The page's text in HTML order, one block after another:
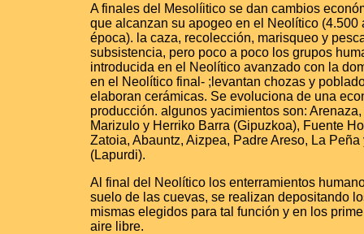
A finales del Mesolíitico se dan cambios
que alcanzan su apogeo en el Neolítico (4.500
época). la caza, recolección, marisqueo y
subsistencia, pero poco a poco los grupos
introducida en el Neolítico avanzado con la
en el Neolítico final- ;levantan chozas y
elaboran cerámicas. Se evoluciona de una
producción. algunos yacimientos son:
Marizulo y Herriko Barra (Gipuzkoa), Fuente
Zatoia, Abauntz, Aizpea, Padre Areso, La
(Lapurdi).
Al final del Neolítico los enterramientos
suelo de las cuevas, se realizan depositando
mismas elegidos para tal función y en los
aire libre.